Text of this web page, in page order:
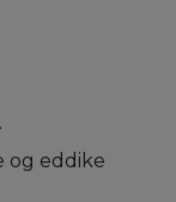
og eddike